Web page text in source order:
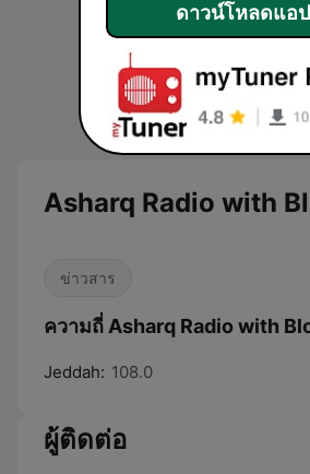
Asharq Radio with
ข่าวสาร
ความถี่ Asharq Radio with
Jeddah: 108.0
ผู้ติดต่อ
ดาวน์โหลดแอป